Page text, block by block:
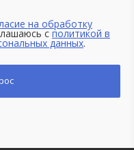
на обработку
сполитикой в
данных.